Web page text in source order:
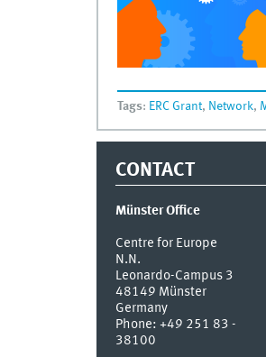
Tags: ERC Grant, Network,
CONTACT
Münster Office
Centre for Europe
N.N.
Leonardo-Campus 3
48149 Münster
Germany
Phone: +49 251 83 -
38100